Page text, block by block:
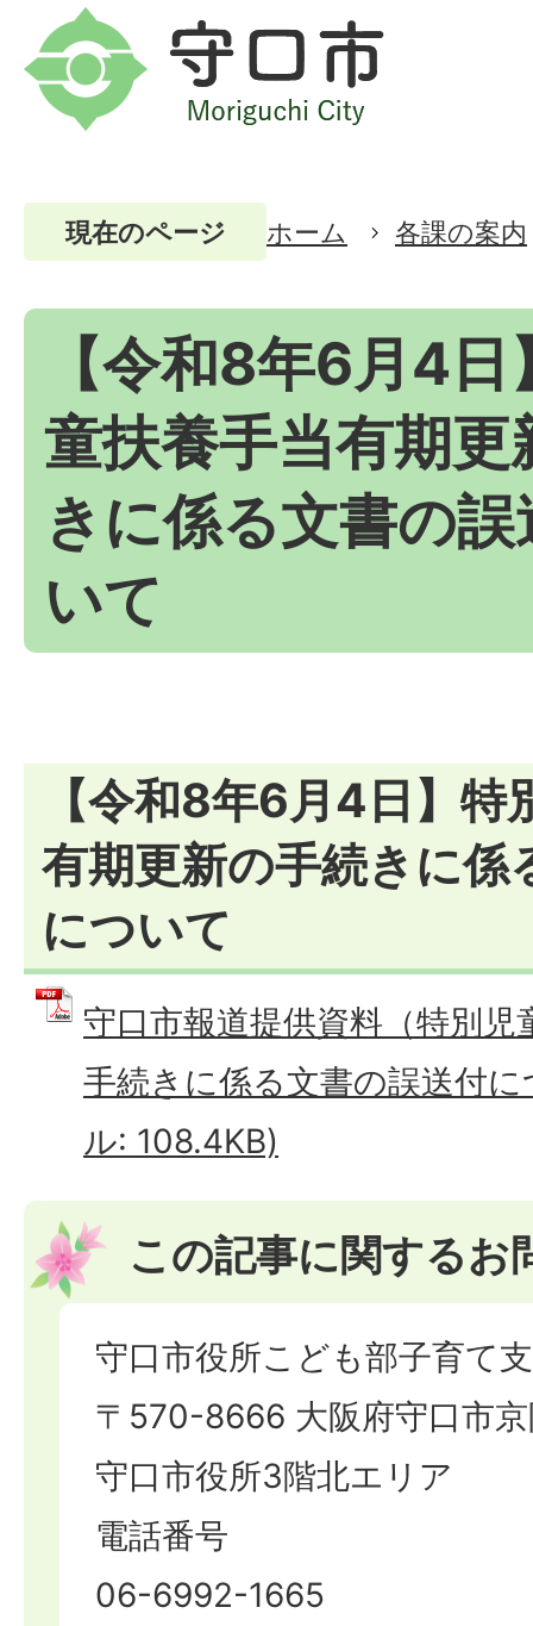
現在のページ ホーム 各課の案内
【令和8年6月4
童扶養手当有期更
きに係る文書の
いて
【令和8年6月4日】特
有期更新の手続きに係
について
守口市報道提供資料（特別児
手続きに係る文書の誤送付
ル: 108.4KB)
この記事に関するお
守口市役所こども部子育て
〒570-8666 大阪府守口市
守口市役所3階北エリア
電話番号
06-6992-1665